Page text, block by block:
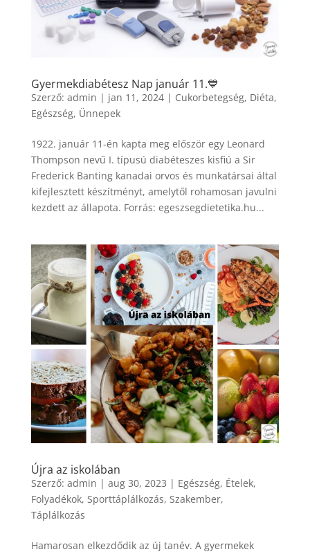
Gyermekdiabétesz Nap január 11.💙
Szerző: admin | jan 11, 2024| Cukorbetegség, Diéta,
Egészség, Ünnepek
1922. január 11-én kapta meg először egy Leonard
Thompson nevű I. típusú diabéteszes kisfiú a Sir
Frederick Banting kanadai orvos és munkatársai által
kifejlesztett készítményt, amelytől rohamosan javulni
kezdett az állapota. Forrás: egeszsegdietetika.hu...
Újra az iskolában
Szerző: admin | aug 30, 2023 | Egészség, Ételek,
Folyadékok, Sporttáplálkozás, Szakember,
Táplálkozás
Hamarosan elkezdődik az új tanév. A gyermekek